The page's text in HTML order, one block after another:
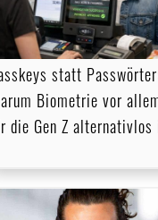
statt
Biometrie vor
die Gen Z